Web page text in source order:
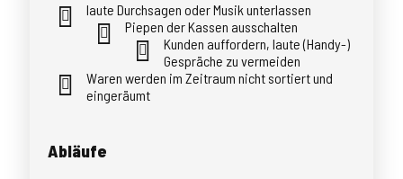
laute Durchsagen oder Musik unterlassen
Piepen der Kassen ausschalten
Kunden auffordern, laute (Handy-)
Gespräche zu vermeiden
Waren werden im Zeitraum nicht sortiert und
eingeräumt
Abläufe